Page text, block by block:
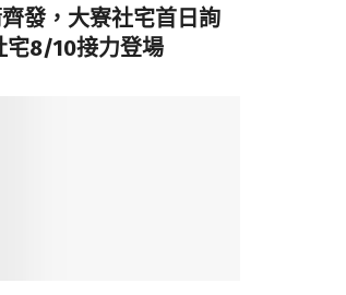
發，大寮社宅首日詢
宅8/10接力登場